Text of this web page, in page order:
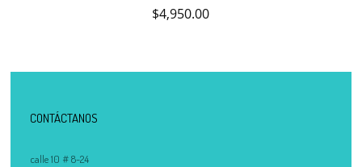
$4,950.00
CONTÁCTANOS
calle 10 # 8-24